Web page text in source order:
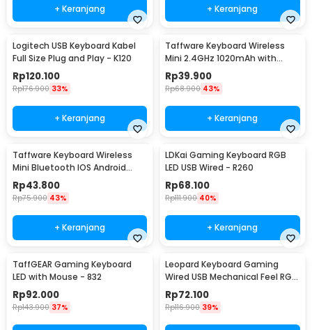
+ Keranjang + Keranjang
Logitech USB Keyboard Kabel
Full Size Plug and Play - K120
Rp120.100
Rp176.900 33%
+ Keranjang
Taffware Keyboard Wireless
Mini 2.4GHz 1020mAh with
Touchpad Air Mouse - i8
Rp39.900
Rp68.900 43%
+ Keranjang
Taffware Keyboard Wireless
Mini Bluetooth IOS Android
Rechargeable - KM78D
Rp43.800
Rp75.900 43%
+ Keranjang
LDKai Gaming Keyboard RGB
LED USB Wired - R260
Rp68.100
Rp111.900 40%
+ Keranjang
TaffGEAR Gaming Keyboard
LED with Mouse - 832
Rp92.000
Rp143.900 37%
Leopard Keyboard Gaming
Wired USB Mechanical Feel RGB
LED 104 Keys - G20
Rp72.100
Rp116.900 39%